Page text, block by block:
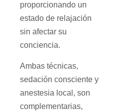
proporcionando un
estado de relajación
sin afectar su
conciencia.
Ambas técnicas,
sedación consciente y
anestesia local, son
complementarias,